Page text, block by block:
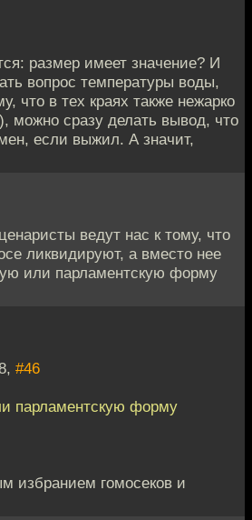
размер имеет значение? И
вопрос температуры воды,
что в тех краях также нежарко
можно сразу делать вывод, что
если выжил. А значит,
ведут нас к тому, что
ликвидируют, а вместо нее
или парламентскую форму
#46
парламентскую форму
избранием гомосеков и